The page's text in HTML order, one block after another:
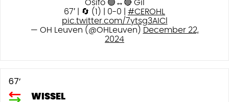
Osifo 🟢↔️🔴 Gil
67′ | 🔄 (1) | 0-0 | #CEROHL
pic.twitter.com/7ytsg3AICl
— OH Leuven (@OHLeuven) December 22,
2024
67’
WISSEL